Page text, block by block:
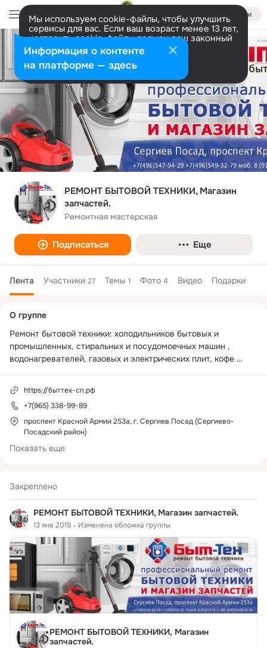
Войти
Мы используем cookie-файлы, чтобы улучшить
сервисы для вас. Если ваш возраст менее 13 лет,
настроить cookie-файлы должен ваш законный
представитель. Больше информации
Разрешить все Настроить
РЕМОНТ БЫТОВОЙ ТЕХНИКИ, Магазин
запчастей.
Ремонтная мастерская
Подписаться Еще
Лента Участники 27 Темы 1 Фото 4 Видео Подарки
Закреплено
РЕМОНТ БЫТОВОЙ ТЕХНИКИ, Магазин запчастей.
13 янв 2019 Изменена обложка группы
РЕМОНТ БЫТОВОЙ ТЕХНИКИ, Магазин
запчастей.
колонка
О группе
Ремонт бытовой техники: холодильников бытовых и
промышленных, стиральных и посудомоечных машин ,
водонагревателей, газовых и электрических плит, кофе
техники.
МАГАЗИН ЗАПЧАСТЕЙ ДЛЯ БЫТОВОЙ ТЕХНИКИ - большой
ассортимент  запчастей в наличии и на заказ. Разумные
цены. Постоянным клиентам скидки!
https://быттех-сп.рф
+7(965) 338-99-89
проспект Красной Армии 253а, г. Сергиев Посад (Сергиево-
Посадский район)
Показать еще
Информация о контенте
на платформе — здесь